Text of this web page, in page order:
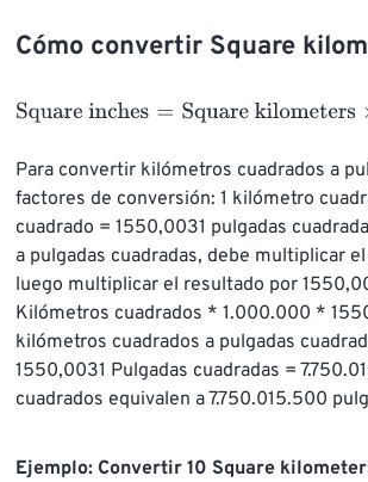
Cómo convertir Square
Square inches= Square kilometers×
Para convertir kilómetros cuadrados a
factores de conversión: 1 kilómetro
cuadrado = 1550,0031 pulgadas
a pulgadas cuadradas, debe multiplicar
luego multiplicar el resultado por
Kilómetros cuadrados * 1.000.000 *
kilómetros cuadrados a pulgadas
1550,0031 Pulgadas cuadradas =
cuadrados equivalen a 7.750.015.500
Ejemplo: Convertir 10 Square